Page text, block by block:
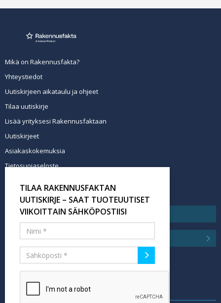
Mikä on Rakennusfakta?
Yhteystiedot
Uutiskirjeen aikataulu ja ohjeet
Tilaa uutiskirje
Lisää yrityksesi Rakennusfaktaan
Uutiskirjeet
Asiakaskokemuksia
Tietosuojaseloste
Tilaa uutiskirje
TILAA RAKENNUSFAKTAN
UUTISKIRJE – SAAT TUOTEUUTISET
VIIKOITTAIN SÄHKÖPOSTIISI